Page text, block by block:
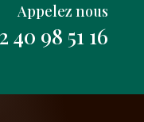
Appelez nous
40 98 51 16